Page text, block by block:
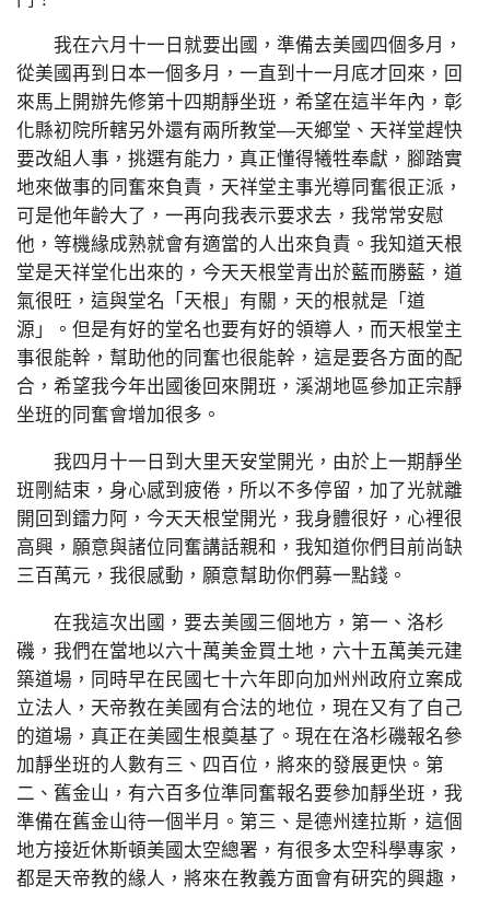
我在六月十一日就要出國，準備去美國四個多月，
從美國再到日本一個多月，一直到十一月底才回來，回
來馬上開辦先修第十四期靜坐班，希望在這半年內，彰
化縣初院所轄另外還有兩所教堂—天鄉堂、天祥堂趕快
要改組人事，挑選有能力，真正懂得犧牲奉獻，腳踏實
地來做事的同奮來負責，天祥堂主事光導同奮很正派，
可是他年齡大了，一再向我表示要求去，我常常安慰
他，等機緣成熟就會有適當的人出來負責。我知道天根
堂是天祥堂化出來的，今天天根堂青出於藍而勝藍，道
氣很旺，這與堂名「天根」有關，天的根就是「道
源」。但是有好的堂名也要有好的領導人，而天根堂主
事很能幹，幫助他的同奮也很能幹，這是要各方面的配
合，希望我今年出國後回來開班，溪湖地區參加正宗靜
坐班的同奮會增加很多。
我四月十一日到大里天安堂開光，由於上一期靜坐
班剛結束，身心感到疲倦，所以不多停留，加了光就離
開回到鐳力阿，今天天根堂開光，我身體很好，心裡很
高興，願意與諸位同奮講話親和，我知道你們目前尚缺
三百萬元，我很感動，願意幫助你們募一點錢。
在我這次出國，要去美國三個地方，第一、洛杉
磯，我們在當地以六十萬美金買土地，六十五萬美元建
築道場，同時早在民國七十六年即向加州州政府立案成
立法人，天帝教在美國有合法的地位，現在又有了自己
的道場，真正在美國生根奠基了。現在在洛杉磯報名參
加靜坐班的人數有三、四百位，將來的發展更快。第
二、舊金山，有六百多位準同奮報名要參加靜坐班，我
準備在舊金山待一個半月。第三、是德州達拉斯，這個
地方接近休斯頓美國太空總署，有很多太空科學專家，
都是天帝教的緣人，將來在教義方面會有研究的興趣，